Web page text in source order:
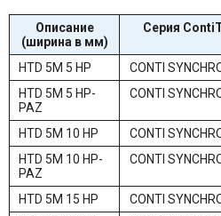
Описание
(ширина в мм)
Серия
HTD 5M 5 HP
CONTI
HTD 5M 5 HP-
PAZ
CONTI
HTD 5M 10 HP CONTI
HTD 5M 10 HP-
PAZ
CONTI
HTD 5M 15 HP CONTI